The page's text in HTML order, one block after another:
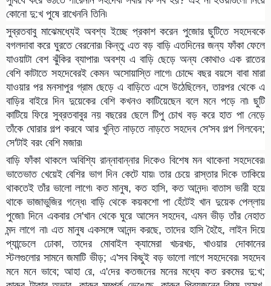
কোনো দু:খ পুষে রাখেননি তিনি৷
সুব্রতবাবু মাঝেমধ্যেই অবশ্য ইচ্ছে প্রকাশ করেন পুজোর ছুটিতে সহদেবকে
বগলদাবা করে ঘুরতে বেরনোর৷ কিন্তু এত বড় বাড়ি এতদিনের জন্য ফাঁকা ফেলে
যাওয়াটা বেশ ঝুঁকির ব্যাপার৷ অবশ্য এ বাড়ি ছেড়ে অন্য কোথাও এক রাতের
বেশি কাটাতে সহদেবেরই কেমন অসোয়াস্তি লাগে৷ চোদ্দে বছর বয়সে বাবা মারা
যাওয়ার পর মনসাপুর গ্রাম ছেড়ে এ বাড়িতে এসে উঠেছিলেন, তারপর থেকে এ
বাড়ির বাইরে দিন দুয়েকের বেশি কখনও কাটিয়েছেন বলে মনে পড়ে না৷ ছুটি
কাটিয়ে ফিরে সুব্রতবাবুর নয় বছরের ছেলে টিপু চোখ বড় করে হাত পা নেড়ে
তাঁকে ঘোরার গল্প করবে আর খুন্তি নাড়তে নাড়তে সহদেব সে'সব গল্প গিলবেন;
সে'টাই বরং বেশি মজার৷
বাড়ি ফাঁকা থাকলে অবিশ্যি রান্নাবান্নার দিকেও বিশেষ মন থাকেনা সহদেবের৷
ভাতেভাত খেয়েই বেশির ভাগ দিন কেটে যায়৷ তার চেয়ে রাস্তার দিকে তাকিয়ে
থাকতেই তাঁর ভালো লাগে৷ কত মানুষ, কত হাসি, কত আনন্দ৷ বাতাস ভারী হয়ে
থাকে ভাজাভুজির গন্ধে৷ বাড়ি থেকে কয়কশো পা হেঁটেই খান দুয়েক পেল্লায়
পুজো৷ দিনে একবার সে'খান থেকে ঘুরে আসেন সহদেব, এমন ভীড় তাঁর নেহাত
মন্দ লাগে না৷ এত মানুষ একসঙ্গে আনন্দ করছে, তাদের হাসি হৈহৈ, লাইন দিয়ে
প্যান্ডেলে ঢোকা, তাদের মোবাইল ক্যামেরা খচরখচ, খাওয়ার দোকানের
স্টলগুলোর সামনে জমাটি ভীড়; এ'সব কিছুই বড় ভালো লাগে সহদেবের৷ সহদেব
মনে মনে ভাবে; আহা রে, এ'দের কতজনের মনের মধ্যে কত রকমের দু:খ;